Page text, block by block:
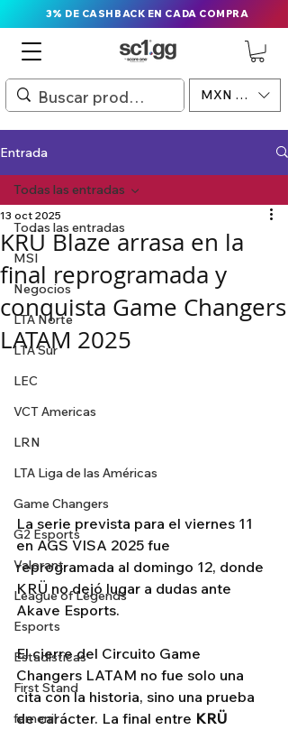
3% DE CASHBACK EN CADA COMPRA
MXN ($)
Entrada
Todas las entradas
MSI
Negocios
LTA Norte
LTA Sur
LEC
VCT Americas
LRN
LTA Liga de las Américas
Game Changers
G2 Esports
Valorant
League of Legends
Esports
Estadísticas
First Stand
femenil
Todas las entradas
KRÜ Blaze arrasa en la
final reprogramada y
conquista Game Changers
LATAM 2025
13 oct 2025
La serie prevista para el viernes 11
en AGS VISA 2025 fue
reprogramada al domingo 12, donde
KRÜ no dejó lugar a dudas ante
Akave Esports.
El cierre del Circuito Game
Changers LATAM no fue solo una
cita con la historia, sino una prueba
de carácter. La final entre KRÜ